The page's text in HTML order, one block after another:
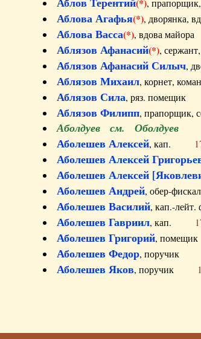
,
Аблова Агафья(*), дворянка,
Аблова Васса(*), вдова
Аблязов Афанасий(*),
Аблязов Афанасий Силыч,
Аблязов Михаил, корнет,
Аблязов Сила, ряз.
Аблязов Филипп, прапорщик,
Аболдуев см. Оболдуев
Аболешев Алексей, кап.
Аболешев Алексей
Аболешев Алексей
Аболешев Андрей, обер-
Аболешев Василий, кап.-
Аболешев Гавриил, кап.
Аболешев Григорий,
Аболешев Федор, поручик
Аболешев Яков, поручик